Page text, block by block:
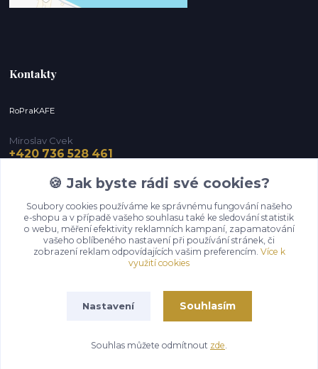
Kontakty
RoPraKAFE
Miroslav Cvek
+420 736 528 461
Upravit sběr cookies.
Vytvořeno na Eshop-rychle.cz
🍪 Jak byste rádi své cookies?
Soubory cookies používáme ke správnému fungování našeho
e-shopu a v případě vašeho souhlasu také ke sledování statistik
o webu, měření efektivity reklamních kampaní, zapamatování
vašeho oblíbeného nastavení při používání stránek, či
zobrazení reklam odpovídajících vašim preferencím. Více k
využití cookies
Nastavení Souhlasím
Souhlas můžete odmítnout zde